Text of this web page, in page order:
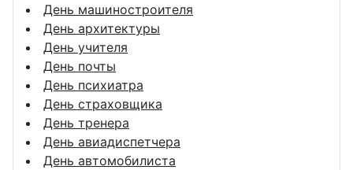
День машиностроителя
День архитектуры
День учителя
День почты
День психиатра
День страховщика
День тренера
День авиадиспетчера
День автомобилиста